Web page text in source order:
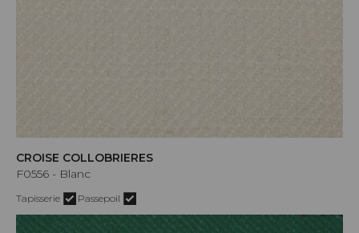
CROISE COLLOBRIERES
F0556 - Blanc
Tapisserie Passepoil